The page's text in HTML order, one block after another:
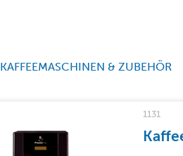
KAFFEEMASCHINEN & ZUBEHÖR
1131